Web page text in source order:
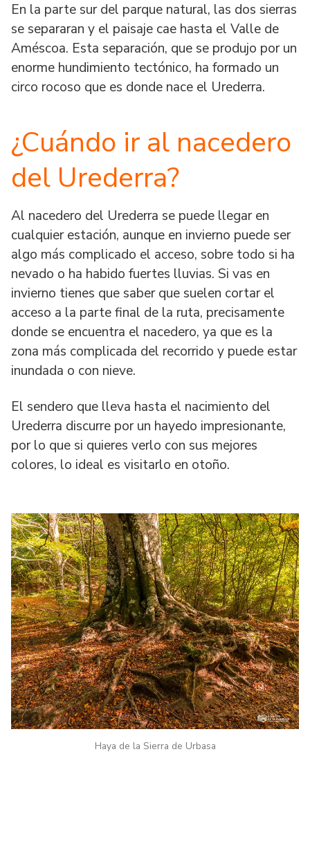
En la parte sur del parque natural, las dos sierras
se separaran y el paisaje cae hasta el Valle de
Améscoa. Esta separación, que se produjo por un
enorme hundimiento tectónico, ha formado un
circo rocoso que es donde nace el Urederra.
¿Cuándo ir al nacedero
del Urederra?
Al nacedero del Urederra se puede llegar en
cualquier estación, aunque en invierno puede ser
algo más complicado el acceso, sobre todo si ha
nevado o ha habido fuertes lluvias. Si vas en
invierno tienes que saber que suelen cortar el
acceso a la parte final de la ruta, precisamente
donde se encuentra el nacedero, ya que es la
zona más complicada del recorrido y puede estar
inundada o con nieve.
El sendero que lleva hasta el nacimiento del
Urederra discurre por un hayedo impresionante,
por lo que si quieres verlo con sus mejores
colores, lo ideal es visitarlo en otoño.
Haya de la Sierra de Urbasa